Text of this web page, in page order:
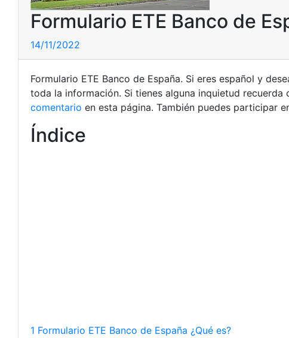
Formulario ETE Banco de
14/11/2022
Formulario ETE Banco de España. Si eres español y
toda la información. Si tienes alguna inquietud recuerda
comentario en esta página. También puedes participar
Índice
1 Formulario ETE Banco de España ¿Qué es?